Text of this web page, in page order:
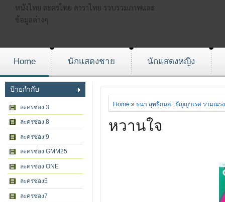
หนังไทย ละครไทย ดาราไทย รวบรวมภาพและ
ข้อมูลต่างๆ
Home นักแสดงชาย นักแสดงหญิง
ป้ายกำกับ
ละครช่อง 3
ละครช่อง 8
ละครช่อง 9
ละครช่อง GMM25
ละครช่อง ONE
ละครช่อง5
ละครช่อง7
Home » ธนา สุทธิกมล , ธัญญาเรศ รามณร
หวานใจ